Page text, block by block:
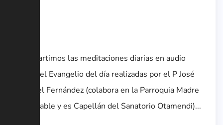
Compartimos las meditaciones diarias en audio
sobre el Evangelio del día realizadas por el P José
Manuel Fernández (colabora en la Parroquia Madre
Admirable y es Capellán del Sanatorio Otamendi)...